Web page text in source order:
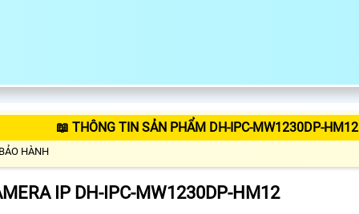
📖 THÔNG TIN SẢN PHẨM DH-IPC-MW1230DP-HM12
HÀNH
IP DH-IPC-MW1230DP-HM12